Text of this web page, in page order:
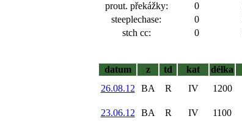
prout. překážky:
0
steeplechase:
0
stch cc:
0
datum
z td kat délka
26.08.12
BA R IV 1200
23.06.12 BA R IV 1100